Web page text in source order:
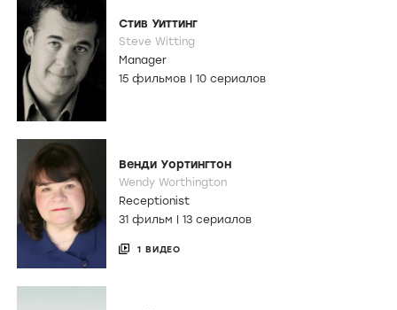
Стив Уиттинг
Steve Witting
Manager
15 фильмов
10 сериалов
Венди Уортингтон
Wendy Worthington
Receptionist
31 фильм | 13 сериалов
1 ВИДЕО